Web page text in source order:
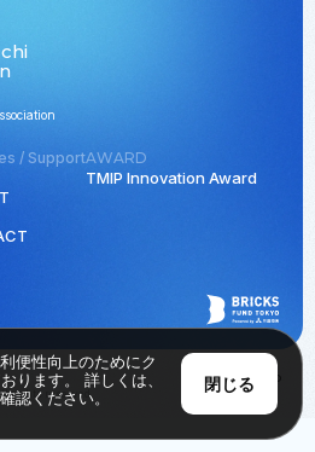
/ SupportAWARD
TMIP Innovation Award
rights reserved.
Back to Top
便性向上のためにク
ります。 詳しくは、
認ください。
閉じる